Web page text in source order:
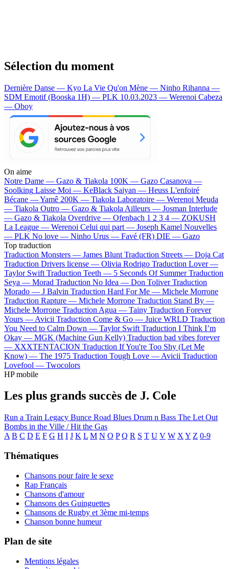
Sélection du moment
Dernière Danse — Kyo La Vie Qu'on Mène — Ninho Rihanna —
SDM Emotif (Booska 1H) — PLK 10.03.2023 — Werenoi Cabeza
— Oboy
On aime
Notre Dame — Gazo & Tiakola 100K — Gazo Casanova —
Soolking Laisse Moi — KeBlack Saiyan — Heuss L'enfoiré
Bécane —Yamê 200K — Tiakola Laboratoire — Werenoi Meuda
— Tiakola Outro — Gazo & Tiakola Ailleurs — Josman Interlude
— Gazo & Tiakola Overdrive — Ofenbach 1 2 3 4 — ZOKUSH
La League — Werenoi Celui qui part — Joseph Kamel Nouvelles
— PLK No love — Ninho Urus — Favé (FR) DIE — Gazo
Top traduction
Traduction Monsters — James Blunt Traduction Streets — Doja Cat
Traduction Drivers license — Olivia Rodrigo Traduction Lover —
Taylor Swift Traduction Teeth — 5 Seconds Of Summer Traduction
Seya — Morad Traduction No Idea — Don Toliver Traduction
Morado — J Balvin Traduction Hard For Me — Michele Morrone
Traduction Rapture — Michele Morrone Traduction Stand By —
Michele Morrone Traduction Agua — Tainy Traduction Forever
Yours — Avicii Traduction Come & Go — Juice WRLD Traduction
You Need to Calm Down — Taylor Swift Traduction I Think I’m
Okay — MGK (Machine Gun Kelly) Traduction bad vibes forever
— XXXTENTACION Traduction If You're Too Shy (Let Me
Know) — The 1975 Traduction Tough Love — Avicii Traduction
Lovefool — Twocolors
HP mobile
Les plus grands succès de J. Cole
Run a Train Legacy Bunce Road Blues Drum n Bass The Let Out
Bombs in the Ville / Hit the Gas
A B C D E F G H I J K L M N O P Q R S T U V W X Y Z 0-9
Thématiques
Chansons pour faire le sexe
Rap Français
Chansons d'amour
Chansons des Guinguettes
Chansons de Rugby et 3ème mi-temps
Chanson bonne humeur
Plan de site
Mentions légales